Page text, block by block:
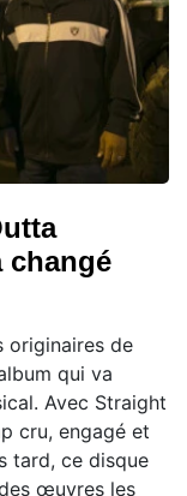
changé
originaires de
qui va
Avec Straight
cru, engagé et
tard, ce disque
œuvres les